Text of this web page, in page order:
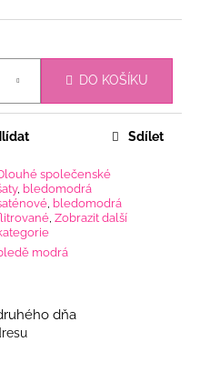
DO KOŠÍKU
společenské
, bledomodrá
bledomodrá
Zobrazit další
modrá
Sdílet
dňa